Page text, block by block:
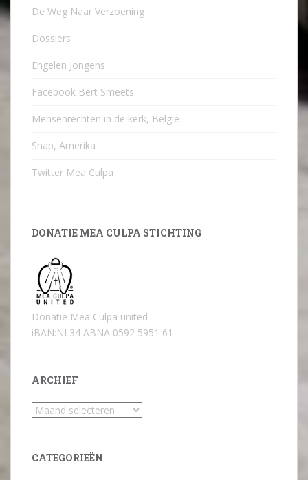
De Weg Naar Verzoening
Dossiers
Engelen Jongens
Facebook Bert Smeets
Mensenrechten in de kerk, België
Snap, Amerika
Twitter Mea Culpa
DONATIE MEA CULPA STICHTING
Donatie Mea Culpa united
iBAN:NL34 ABNA 0592 5951 61
ARCHIEF
Archief
CATEGORIEËN